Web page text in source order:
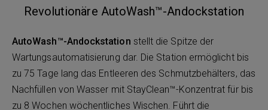
Revolutionäre AutoWash™-Andockstation
AutoWash™-Andockstation stellt die Spitze der
Wartungsautomatisierung dar. Die Station ermöglicht bis
zu 75 Tage lang das Entleeren des Schmutzbehälters, das
Nachfüllen von Wasser mit StayClean™-Konzentrat für bis
zu 8 Wochen wöchentliches Wischen. Führt die